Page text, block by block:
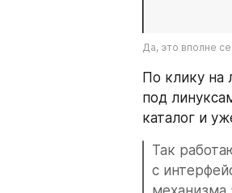
Да, это вполне
По клику на
под
каталог и
Так
с